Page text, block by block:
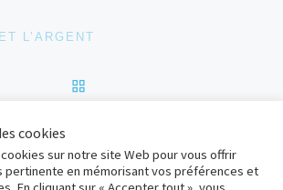
articles
L’ARGENT
LA SOCIÉTÉ ET LES AUTORITÉS
cookies
sur notre site Web pour vous offrir
pertinente en mémorisant vos préférences et